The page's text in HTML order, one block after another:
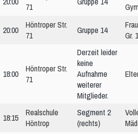
Hocker-Gymnastik
Wasser-Gymnastik
Rücken-Fitness
Sporthalle & Anreise
News
Grußworte Sporthalle & Anreise
71
20:00
Höntroper Str.
71
Gruppe 14
Gr.
18:00
Höntroper Str.
71
Derzeit leider
keine
Aufnahme
weiterer
Mitglieder.
18:15
Realschule
Höntrop
Segment 2
(rechts)